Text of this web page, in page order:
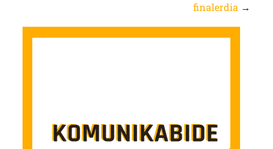
finalerdia →